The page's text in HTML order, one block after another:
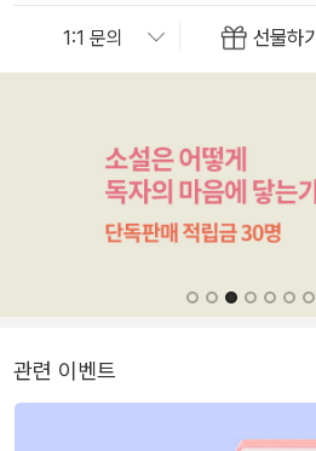
선물하기
관련 이벤트